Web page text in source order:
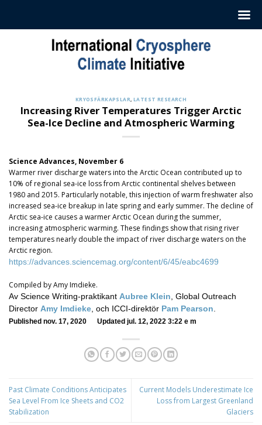
KRYOSFÄRKAPSLAR, LATEST RESEARCH
Increasing River Temperatures Trigger Arctic
Sea-Ice Decline and Atmospheric Warming
Science Advances, November 6
Warmer river discharge waters into the Arctic Ocean contributed up to
10% of regional sea-ice loss from Arctic continental shelves between
1980 and 2015. Particularly notable, this injection of warm freshwater also
increased sea-ice breakup in late spring and early summer. The decline of
Arctic sea-ice causes a warmer Arctic Ocean during the summer,
increasing atmospheric warming. These findings show that rising river
temperatures nearly double the impact of river discharge waters on the
Arctic region.
https://advances.sciencemag.org/content/6/45/eabc4699
Compiled by Amy Imdieke.
Av Science Writing-praktikant Aubree Klein , Global Outreach
Director Amy Imdieke , och ICCI-direktör Pam Pearson
Published nov. 17, 2020 Updated jul. 12, 2022 3:22 e m
Past Climate Conditions Anticipates
Sea Level From Ice Sheets and CO2
Stabilization
Current Models Underestimate Ice
Loss from Largest Greenland
Glaciers